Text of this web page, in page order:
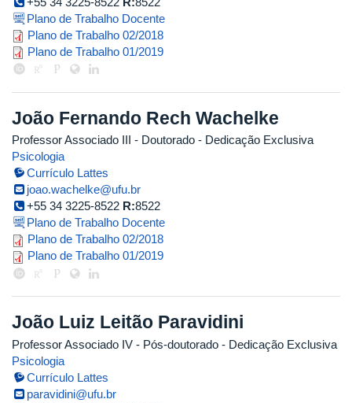
Plano de Trabalho Docente
jeanny_2018_2.pdf
Plano de Trabalho 02/2018
jeanny_2019_1_corrigido.pdf
Plano de Trabalho 01/2019
João Fernando Rech Wachelke
Professor Associado III - Doutorado - Dedicação Exclusiva
Psicologia
Currículo Lattes
joao.wachelke@ufu.br
+55 34 3225-8522 R:8522
Plano de Trabalho Docente
planotrabalhojw2018.2retif.pdf
Plano de Trabalho 02/2018
planosocial12019_1_corr.pdf
Plano de Trabalho 01/2019
João Luiz Leitão Paravidini
Professor Associado IV - Pós-doutorado - Dedicação Exclusiva
Psicologia
Currículo Lattes
paravidini@ufu.br